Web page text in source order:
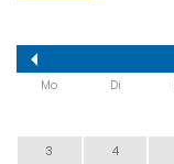
Mo Di
3
4